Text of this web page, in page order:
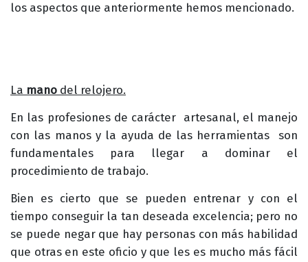
los aspectos que anteriormente hemos mencionado.
La mano del relojero.
En las profesiones de carácter artesanal, el manejo
con las manos y la ayuda de las herramientas son
fundamentales para llegar a dominar el
procedimiento de trabajo.
Bien es cierto que se pueden entrenar y con el
tiempo conseguir la tan deseada excelencia; pero no
se puede negar que hay personas con más habilidad
que otras en este oficio y que les es mucho más fácil